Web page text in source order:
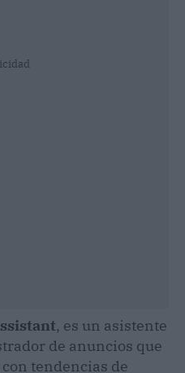
, es un asistente
de anuncios que
tendencias de